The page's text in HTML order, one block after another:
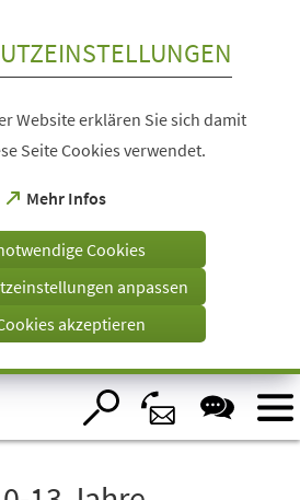
Website erklären Sie sich damit
Seite Cookies verwendet.
Mehr Infos
(Öffnet
einem
Tab)
Cookies
anpassen
akzeptieren